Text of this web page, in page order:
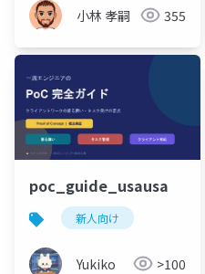
小林 孝嗣 355
poc_guide_usausa
新人向け
Yukiko >100